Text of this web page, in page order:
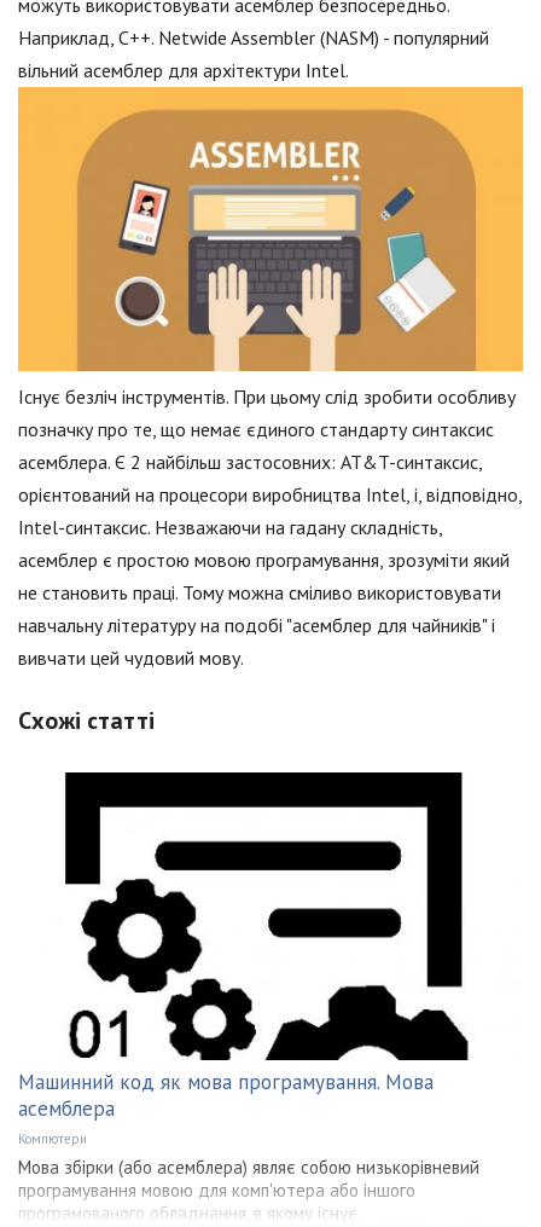
Наприклад, С++. Netwide Assembler (NASM) - популярний
вільний асемблер для архітектури Intel.
Існує безліч інструментів. При цьому слід зробити особливу
позначку про те, що немає єдиного стандарту синтаксис
асемблера. Є 2 найбільш застосовних: AT&T-синтаксис,
орієнтований на процесори виробництва Intel, і, відповідно,
Intel-синтаксис. Незважаючи на гадану складність,
асемблер є простою мовою програмування, зрозуміти який
не становить праці. Тому можна сміливо використовувати
навчальну літературу на подобі "асемблер для чайників" і
вивчати цей чудовий мову.
Схожі статті
Машинний код як мова програмування. Мова
асемблера
Компютери
Мова збірки (або асемблера) являє собою низькорівневий
програмування мовою для комп'ютера або іншого
програмованого обладнання, в якому існує